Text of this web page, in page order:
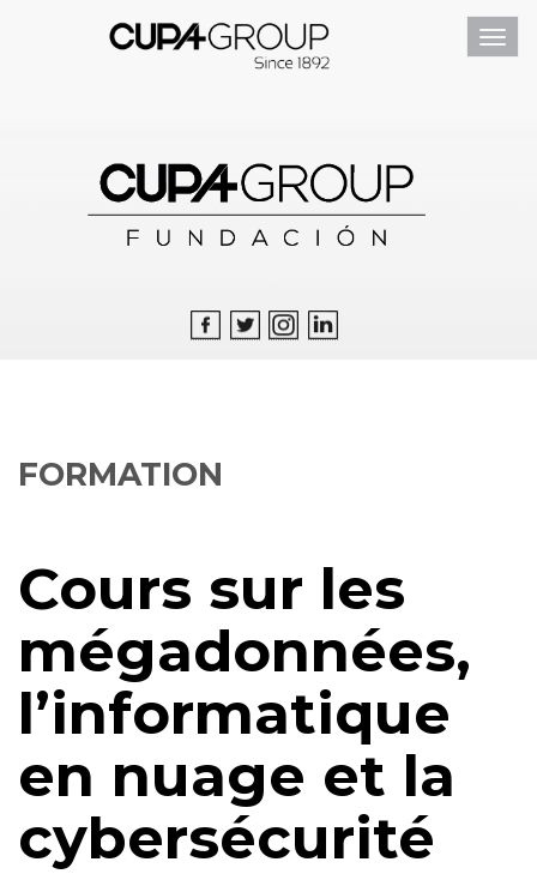
FORMATION
Cours sur les
mégadonnées,
l’informatique
en nuage et la
cybersécurité